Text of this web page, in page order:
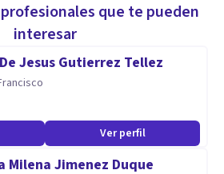
busco que cada persona pueda
propios pies. Esto implica dejar atrás
resistencias, cerrar
reencontrarse con la fuerza vital que
libertad y autenticidad.
que te pueden
interesar
Jesus Gutierrez Tellez
Ver perfil
Milena Jimenez Duque